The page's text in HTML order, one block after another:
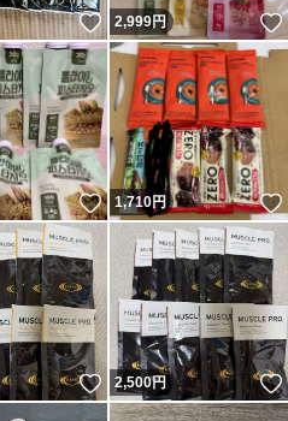
いいね！
2,999円
いいね！
1,710円
いいね！
2,500円